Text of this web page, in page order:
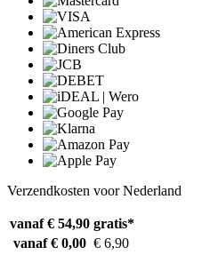
Verzendkosten voor Nederland
vanaf € 54,90 gratis*
vanaf € 0,00 € 6,90